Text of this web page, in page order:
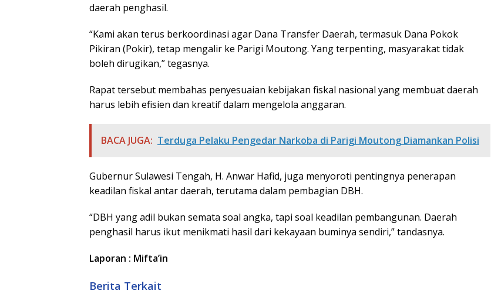
daerah penghasil.
“Kami akan terus berkoordinasi agar Dana Transfer Daerah, termasuk Dana Pokok
Pikiran (Pokir), tetap mengalir ke Parigi Moutong. Yang terpenting, masyarakat tidak
boleh dirugikan,” tegasnya.
Rapat tersebut membahas penyesuaian kebijakan fiskal nasional yang membuat daerah
harus lebih efisien dan kreatif dalam mengelola anggaran.
BACA JUGA: Terduga Pelaku Pengedar Narkoba di Parigi Moutong Diamankan Polisi
Gubernur Sulawesi Tengah, H. Anwar Hafid, juga menyoroti pentingnya penerapan
keadilan fiskal antar daerah, terutama dalam pembagian DBH.
“DBH yang adil bukan semata soal angka, tapi soal keadilan pembangunan. Daerah
penghasil harus ikut menikmati hasil dari kekayaan buminya sendiri,” tandasnya.
Laporan : Mifta’in
Berita Terkait